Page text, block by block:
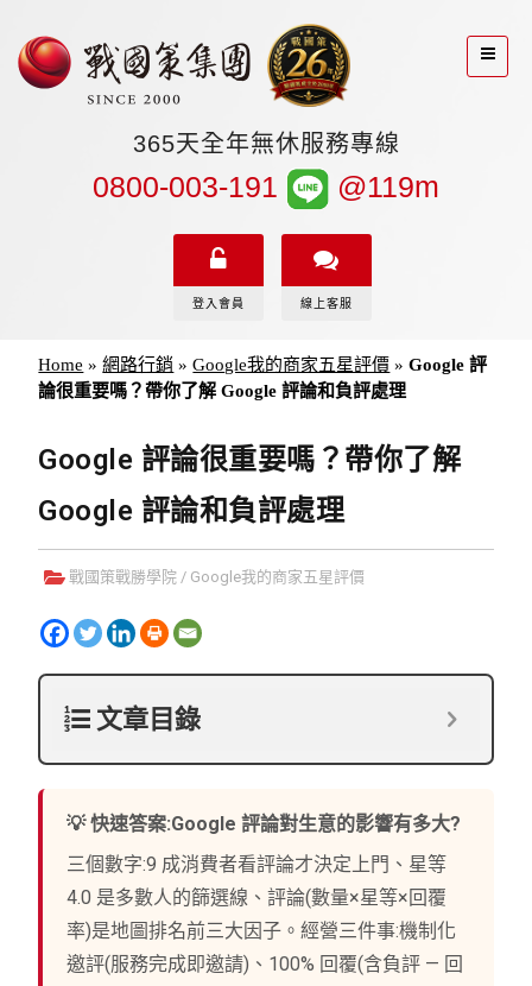
365天全年無休服務專線
0800-003-191 @119m
登入會員 線上客服
Home »網路行銷 »Google我的商家五星評價 »Google 評
論很重要嗎？帶你了解 Google 評論和負評處理
Google 評論很重要嗎？帶你了解
Google 評論和負評處理
戰國策戰勝學院 / Google我的商家五星評價
文章目錄
💡 快速答案:Google 評論對生意的影響有多大?
三個數字:9 成消費者看評論才決定上門、星等
4.0 是多數人的篩選線、評論(數量×星等×回覆
率)是地圖排名前三大因子。經營三件事:機制化
邀評(服務完成即邀請)、100% 回覆(含負評 — 回